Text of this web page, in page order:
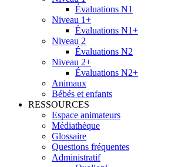
Évaluations N1
Niveau 1+
Évaluations N1+
Niveau 2
Évaluations N2
Niveau 2+
Évaluations N2+
Animaux
Bébés et enfants
RESSOURCES
Espace animateurs
Médiathèque
Glossaire
Questions fréquentes
Administratif